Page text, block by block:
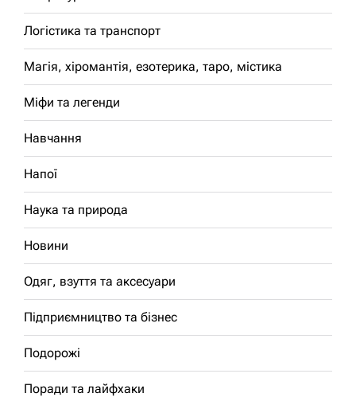
Логістика та транспорт
Магія, хіромантія, езотерика, таро, містика
Міфи та легенди
Навчання
Напої
Наука та природа
Новини
Одяг, взуття та аксесуари
Підприємництво та бізнес
Подорожі
Поради та лайфхаки